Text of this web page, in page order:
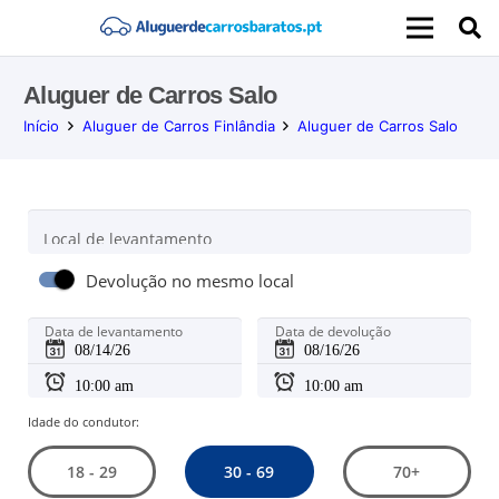
Aluguer de Carros Salo
Início Aluguer de Carros Finlândia Aluguer de Carros Salo
Local de levantamento
Devolução no mesmo local
Data de levantamento Data de devolução
Idade do condutor:
18 - 29 30 - 69 70+